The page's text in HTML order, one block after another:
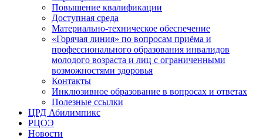
Повышение квалификации
Доступная среда
Материально-техническое обеспечение
«Горячая линия» по вопросам приёма и
профессионального образования инвалидов
молодого возраста и лиц с ограниченными
возможностями здоровья
Контакты
Инклюзивное образование в вопросах и ответах
Полезные ссылки
ЦРД Абилимпикс
РЦОЭ
Новости